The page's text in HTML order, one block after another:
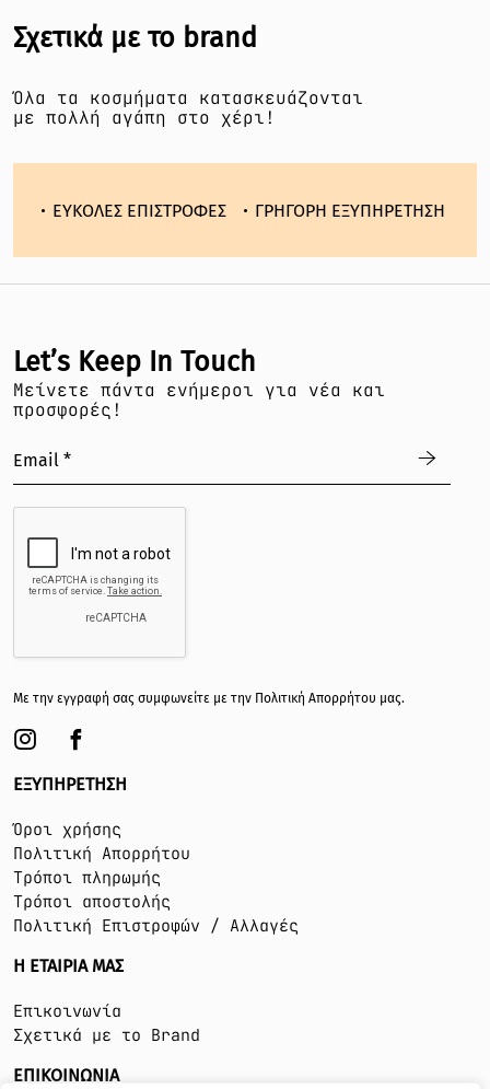
Σχετικά με το brand
Όλα τα κοσμήματα κατασκευάζονται
με πολλή αγάπη στο χέρι!
ΕΥΚΟΛΕΣ ΕΠΙΣΤΡΟΦΕΣ ΓΡΗΓΟΡΗ ΕΞΥΠΗΡΕΤΗΣΗ
Let’s Keep In Touch
Mείνετε πάντα ενήμεροι για νέα και
προσφορές!
Με την εγγραφή σας συμφωνείτε με την Πολιτική Απορρήτου μας.
ΕΞΥΠΗΡΕΤΗΣΗ
Όροι χρήσης
Πολιτική Απορρήτου
Τρόποι πληρωμής
Τρόποι αποστολής
Πολιτική Επιστροφών / Αλλαγές
Η ΕΤΑΙΡΙΑ ΜΑΣ
Επικοινωνία
Σχετικά με το Brand
ΕΠΙΚΟΙΝΩΝΙΑ